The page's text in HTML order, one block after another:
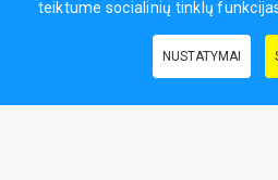
Sporto ir laisvalaikio prekės, maisto
teiktume socialinių tinklų
NUSTATYMAI